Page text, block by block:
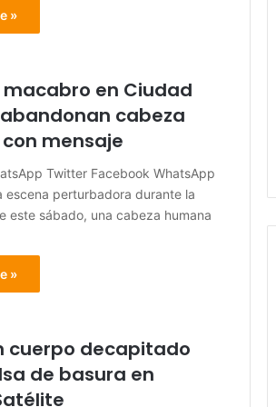
»
macabro en Ciudad
cabeza
mensaje
Twitter Facebook WhatsApp
escena perturbadora durante la
este sábado, una cabeza humana
»
cuerpo decapitado
de basura en